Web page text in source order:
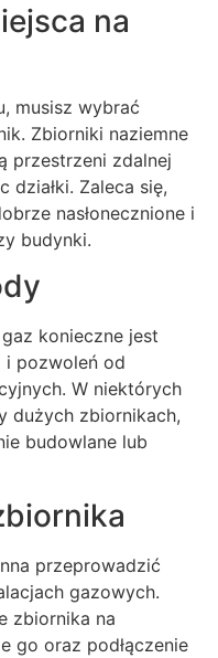
na
musisz wybrać
Zbiorniki naziemne
przestrzeni zdalnej
działki. Zaleca się,
nasłonecznione i
budynki.
konieczne jest
i pozwoleń od
W niektórych
dużych zbiornikach,
budowlane lub
przeprowadzić
gazowych.
zbiornika na
go oraz podłączenie